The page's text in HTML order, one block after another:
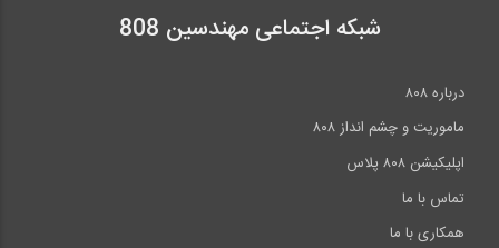
شبکه اجتماعی مهندسین 808
درباره ۸۰۸
ماموریت و چشم انداز ۸۰۸
اپلیکیشن ۸۰۸ پلاس
تماس با ما
همکاری با ما